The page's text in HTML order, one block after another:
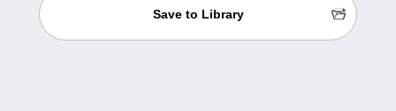
Save to Library